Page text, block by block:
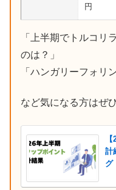
円
「上半期でトルコリ
のは？」
「ハンガリーフォリ
など気になる方はぜ
計
グ